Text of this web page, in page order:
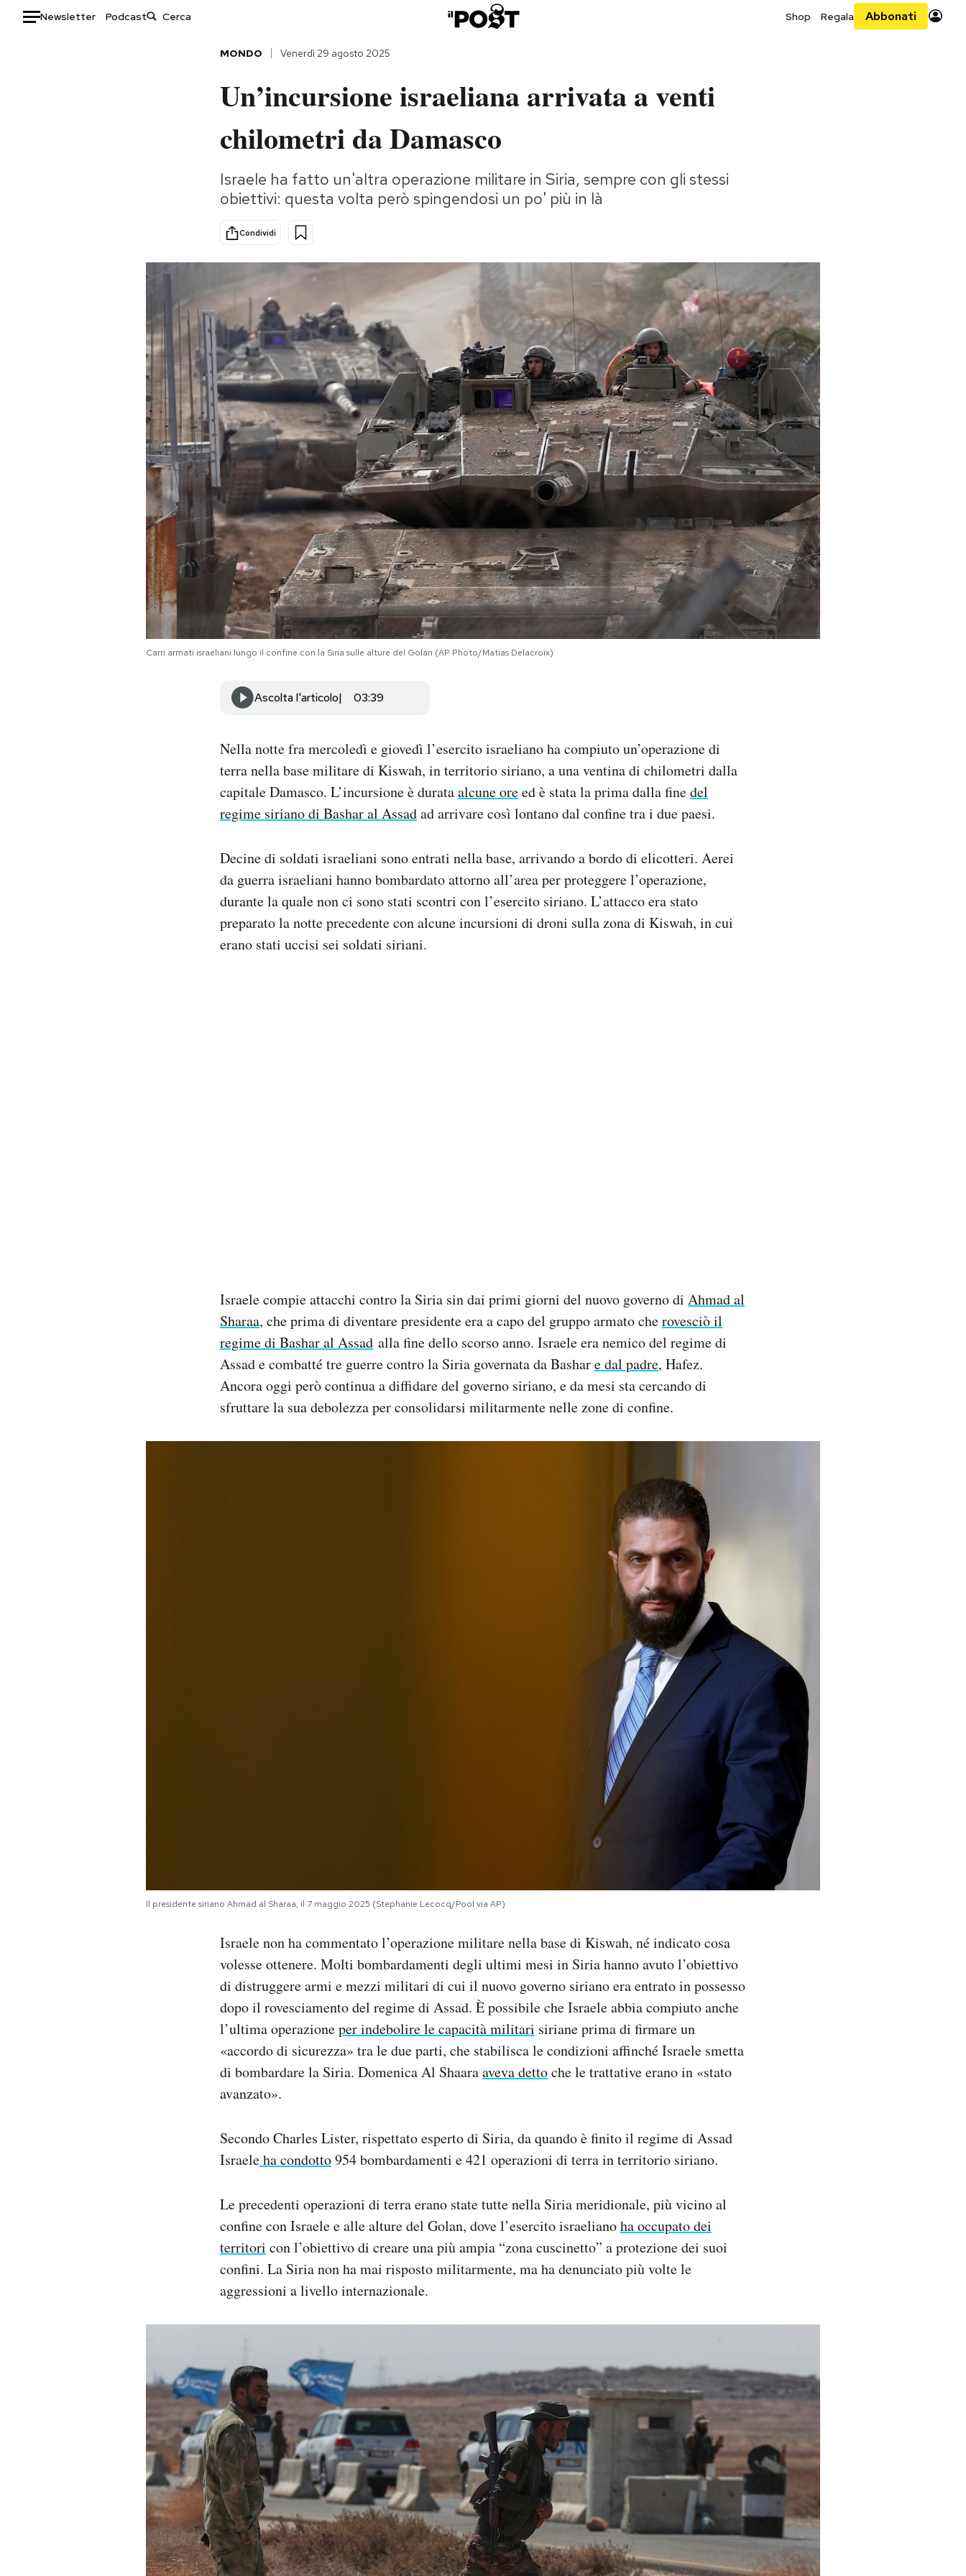
Newsletter Podcast Shop Regala Abbonati
Storie/Idee
Ok Boomer!
Altrecose
Mondiali calcio 2026
MONDO Venerdì 29 agosto 2025
Un’incursione israeliana arrivata a venti
chilometri da Damasco
Israele ha fatto un'altra operazione militare in Siria, sempre con gli stessi
obiettivi: questa volta però spingendosi un po' più in là
Condividi
Carri armati israeliani lungo il confine con la Siria sulle alture del Golan (AP Photo/Matias Delacroix)
Ascolta l'articolo 03:39
Nella notte fra mercoledì e giovedì l’esercito israeliano ha compiuto un’operazione di
terra nella base militare di Kiswah, in territorio siriano, a una ventina di chilometri dalla
capitale Damasco. L’incursione è durataalcune oreed è stata la prima dalla finedel
regime siriano di Bashar al Assadad arrivare così lontano dal confine tra i due paesi.
Decine di soldati israeliani sono entrati nella base, arrivando a bordo di elicotteri. Aerei
da guerra israeliani hanno bombardato attorno all’area per proteggere l’operazione,
durante la quale non ci sono stati scontri con l’esercito siriano. L’attacco era stato
preparato la notte precedente con alcune incursioni di droni sulla zona di Kiswah, in cui
erano stati uccisi sei soldati siriani.
Israele compie attacchi contro la Siria sin dai primi giorni del nuovo governo di Ahmad al
Sharaa, che prima di diventare presidente era a capo del gruppo armato cherovesciò il
regime di Bashar al Assad alla fine dello scorso anno. Israele era nemico del regime di
Assad e combatté tre guerre contro la Siria governata da Bashare dal padre, Hafez.
Ancora oggi però continua a diffidare del governo siriano, e da mesi sta cercando di
sfruttare la sua debolezza per consolidarsi militarmente nelle zone di confine.
Il presidente siriano Ahmad al Sharaa, il 7 maggio 2025 (Stephanie Lecocq/Pool via AP)
Israele non ha commentato l’operazione militare nella base di Kiswah, né indicato cosa
volesse ottenere. Molti bombardamenti degli ultimi mesi in Siria hanno avuto l’obiettivo
di distruggere armi e mezzi militari di cui il nuovo governo siriano era entrato in possesso
dopo il rovesciamento del regime di Assad. È possibile che Israele abbia compiuto anche
l’ultima operazioneper indebolire le capacità militari siriane prima di firmare un
«accordo di sicurezza» tra le due parti, che stabilisca le condizioni affinché Israele smetta
di bombardare la Siria. Domenica Al Shaaraaveva dettoche le trattative erano in «stato
avanzato».
Secondo Charles Lister, rispettato esperto di Siria, da quando è finito il regime di Assad
Israeleha condotto954 bombardamenti e 421 operazioni di terra in territorio siriano.
Le precedenti operazioni di terra erano state tutte nella Siria meridionale, più vicino al
confine con Israele e alle alture del Golan, dove l’esercito israelianoha occupato dei
territori con l’obiettivo di creare una più ampia “zona cuscinetto” a protezione dei suoi
confini. La Siria non ha mai risposto militarmente, ma ha denunciato più volte le
aggressioni a livello internazionale.